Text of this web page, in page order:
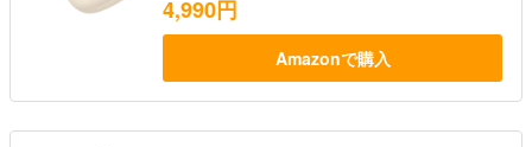
4,990円
Amazonで購入